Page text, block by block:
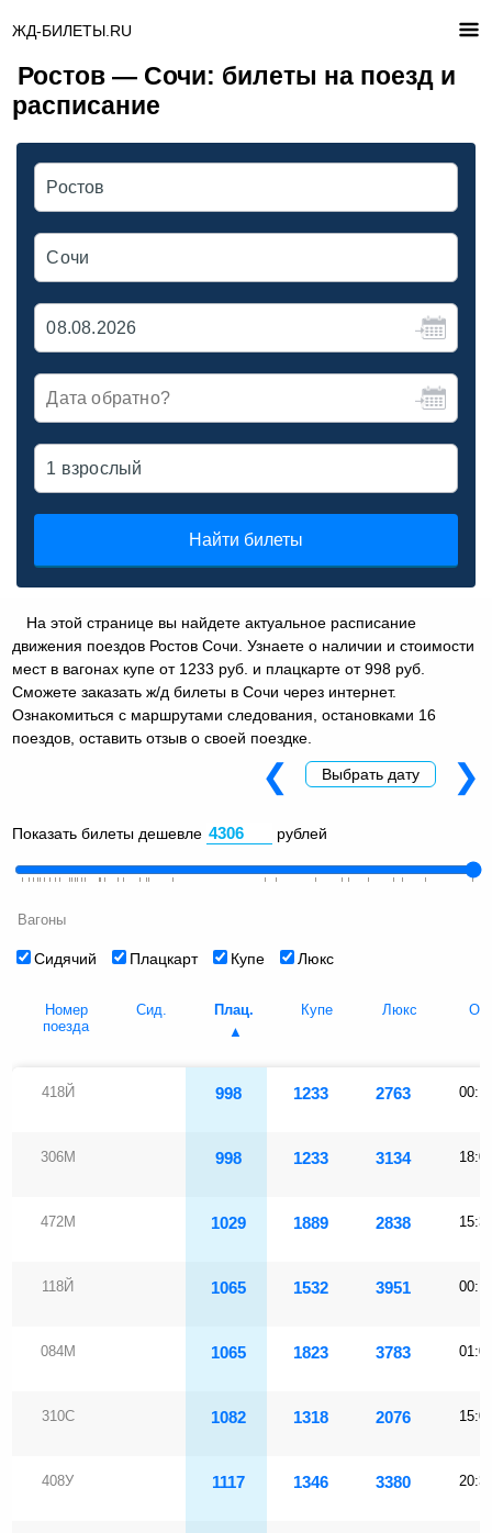
ЖД-БИЛЕТЫ.RU
Ростов — Сочи: билеты на поезд и
расписание
Найти билеты
На этой странице вы найдете актуальное расписание
движения поездов Ростов Сочи. Узнаете о наличии и стоимости
мест в вагонах купе от 1233 руб. и плацкарте от 998 руб.
Сможете заказать ж/д билеты в Сочи через интернет.
Ознакомиться с маршрутами следования, остановками 16
поездов, оставить отзыв о своей поездке.
Показать билеты дешевле рублей
Вагоны
Сидячий Плацкарт Купе Люкс
❮ Выбрать дату ❯
Номер
поезда
Сид. Плац. Купе Люкс
418Й 998 1233 2763
306М 998 1233 3134
472М 1029 1889 2838
118Й 1065 1532 3951
084М 1065 1823 3783
310С 1082 1318 2076
408У 1117 1346 3380